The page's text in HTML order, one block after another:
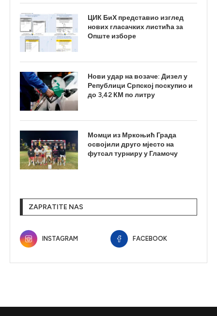
ЦИК БиХ представио изглед
нових гласачких листића за
Опште изборе
Нови удар на возаче: Дизел у
Републици Српској поскупио и
до 3,42 КМ по литру
Момци из Мркоњић Града
освојили друго мјесто на
футсал турниру у Гламочу
ZAPRATITE NAS
INSTAGRAM FACEBOOK